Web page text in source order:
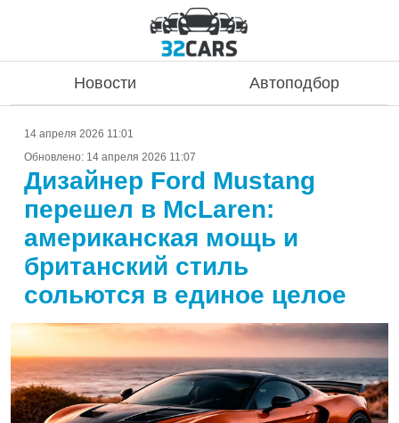
Новости Автоподбор
14 апреля 2026 11:01
Обновлено: 14 апреля 2026 11:07
Дизайнер Ford Mustang
перешел в McLaren:
американская мощь и
британский стиль
сольются в единое целое